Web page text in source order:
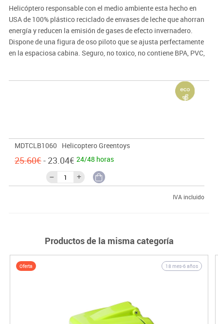
Helicóptero responsable con el medio ambiente esta hecho en
USA de 100% plástico reciclado de envases de leche que ahorran
energía y reducen la emisión de gases de efecto invernadero.
Dispone de una figura de oso piloto que se ajusta perfectamente
en la espaciosa cabina. Seguro, no toxico, no contiene BPA, PVC,
películas plásticas. Pintado con tintes de soya. Medidas:
MDTCLB1060
Helicoptero Greentoys
24/48 horas
25.60€- 23.04€
IVA incluido
Productos de la misma categoría
Oferta 18 mes-6 años